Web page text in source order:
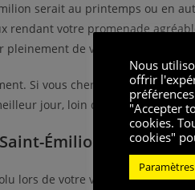
serait au printemps ou en
rendant votre promenade
de votre séjour sans la
Si vous cherchez une
jour, loin de l’agitation
Émilion
lors de votre visite. Cette
Nous
offrir
"Accepter
cookies.
cookies"